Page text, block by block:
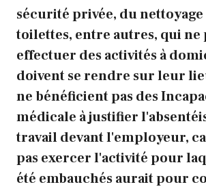
sécurité privée, du nettoyage
toilettes, entre autres, qui ne
effectuer des activités à
doivent se rendre sur leur
ne bénéficient pas des
médicale à justifier
travail devant l'employeur,
pas exercer l'activité pour
été embauchés aurait pour